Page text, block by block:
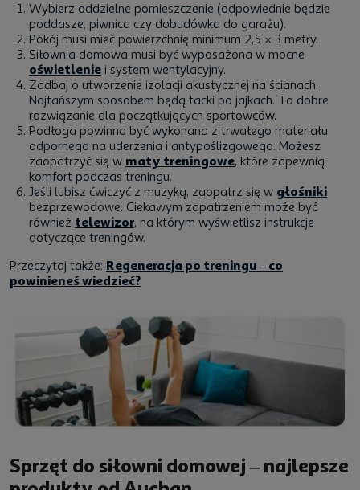
Wybierz oddzielne pomieszczenie (odpowiednie będzie
poddasze, piwnica czy dobudówka do garażu).
Pokój musi mieć powierzchnię minimum 2,5 × 3 metry.
Siłownia domowa musi być wyposażona w mocne
oświetlenie i system wentylacyjny.
Zadbaj o utworzenie izolacji akustycznej na ścianach.
Najtańszym sposobem będą tacki po jajkach. To dobre
rozwiązanie dla początkujących sportowców.
Podłoga powinna być wykonana z trwałego materiału
odpornego na uderzenia i antypoślizgowego. Możesz
zaopatrzyć się w maty treningowe, które zapewnią
komfort podczas treningu.
Jeśli lubisz ćwiczyć z muzyką, zaopatrz się w głośniki
bezprzewodowe. Ciekawym zapatrzeniem może być
również telewizor, na którym wyświetlisz instrukcje
dotyczące treningów.
Przeczytaj także: Regeneracja po treningu – co
powinieneś wiedzieć?
Sprzęt do siłowni domowej – najlepsze